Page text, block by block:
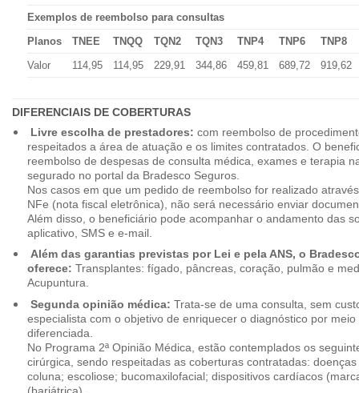
Exemplos de reembolso para consultas
Planos
TNEE TNQQ TQN2 TQN3 TNP4 TNP6
TNP8
Valor
114,95 114,95 229,91 344,86 459,81 689,72 919,62
DIFERENCIAIS DE COBERTURAS
Livre escolha de prestadores: com reembolso de
respeitados a área de atuação e os limites contratados. O
reembolso de despesas de consulta médica, exames e terapia
segurado no portal da Bradesco Seguros.
Nos casos em que um pedido de reembolso for realizado
NFe (nota fiscal eletrônica), não será necessário enviar
Além disso, o beneficiário pode acompanhar o andamento das
aplicativo, SMS e e-mail.
Além das garantias previstas por Lei e pela ANS, o
oferece: Transplantes: fígado, pâncreas, coração, pulmão e
Acupuntura.
Segunda opinião médica: Trata-se de uma consulta, sem
especialista com o objetivo de enriquecer o diagnóstico por
diferenciada.
No Programa 2ª Opinião Médica, estão contemplados os
cirúrgica, sendo respeitadas as coberturas contratadas:
coluna; escoliose; bucomaxilofacial; dispositivos cardíacos